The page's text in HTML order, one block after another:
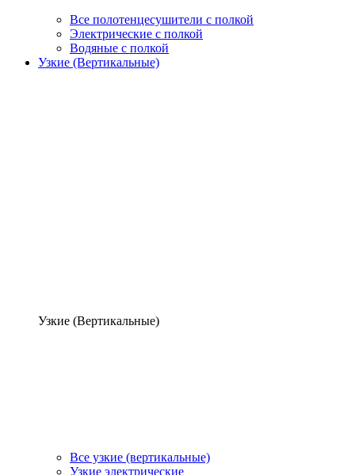
Все полотенцесушители с полкой
Электрические с полкой
Водяные с полкой
Узкие (Вертикальные)
Узкие (Вертикальные)
Все узкие (вертикальные)
Узкие электрические